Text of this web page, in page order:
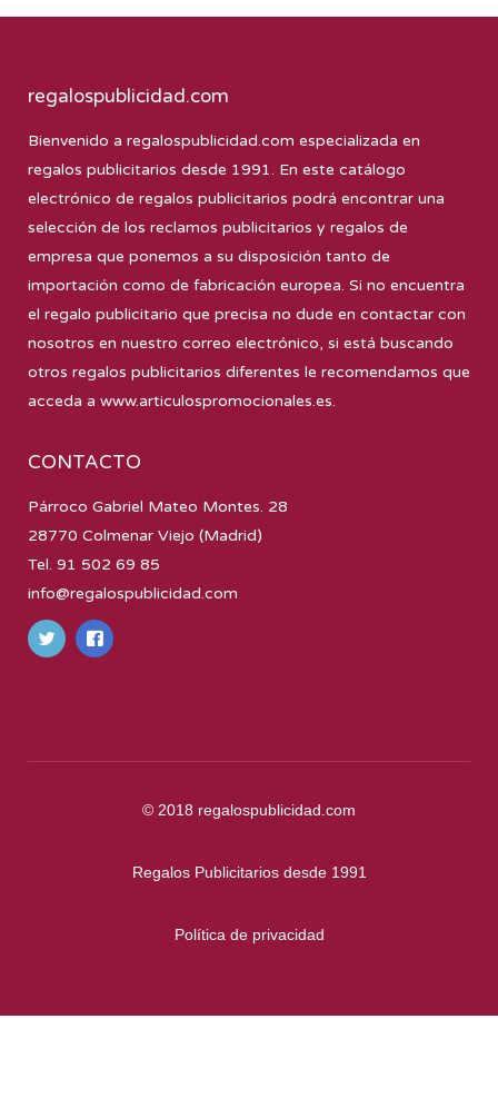
regalospublicidad.com
Bienvenido a regalospublicidad.com especializada en
regalos publicitarios desde 1991. En este catálogo
electrónico de regalos publicitarios podrá encontrar una
selección de los reclamos publicitarios y regalos de
empresa que ponemos a su disposición tanto de
importación como de fabricación europea. Si no encuentra
el regalo publicitario que precisa no dude en contactar con
nosotros en nuestro correo electrónico, si está buscando
otros regalos publicitarios diferentes le recomendamos que
acceda a www.articulospromocionales.es.
CONTACTO
Párroco Gabriel Mateo Montes. 28
28770 Colmenar Viejo (Madrid)
Tel. 91 502 69 85
info@regalospublicidad.com
© 2018 regalospublicidad.com
Regalos Publicitarios desde 1991
Política de privacidad